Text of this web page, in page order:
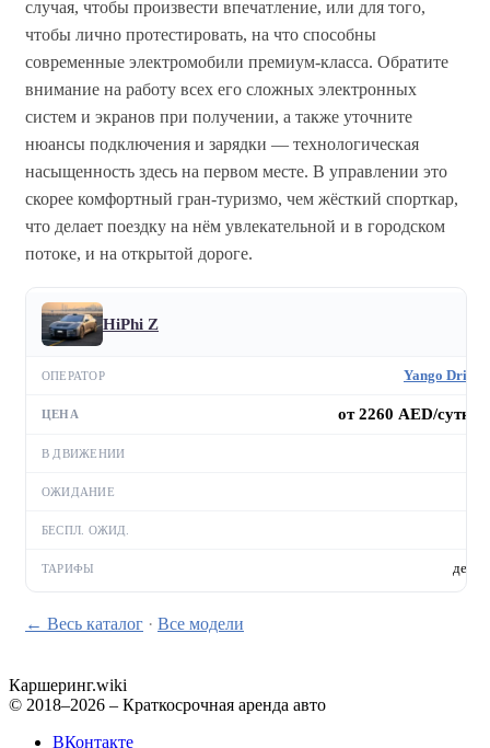
случая, чтобы произвести впечатление, или для того,
чтобы лично протестировать, на что способны
современные электромобили премиум-класса. Обратите
внимание на работу всех его сложных электронных
систем и экранов при получении, а также уточните
нюансы подключения и зарядки — технологическая
насыщенность здесь на первом месте. В управлении это
скорее комфортный гран-туризмо, чем жёсткий спорткар,
что делает поездку на нём увлекательной и в городском
потоке, и на открытой дороге.
HiPhi Z
Yango Drive
от 2260 AED/сутки
день
← Весь каталог · Все модели
Каршеринг.wiki
© 2018–2026 – Краткосрочная аренда авто
ВКонтакте